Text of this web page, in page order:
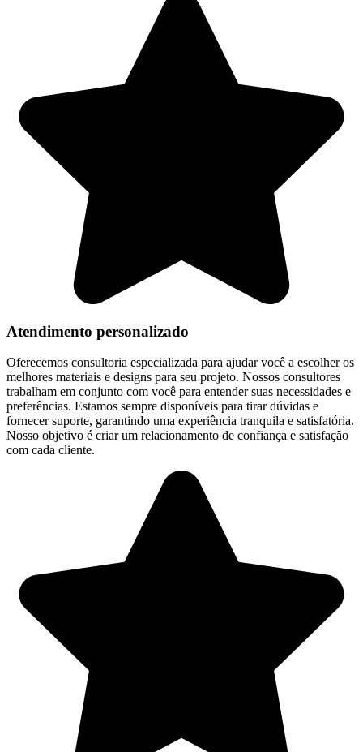
Atendimento personalizado
Oferecemos consultoria especializada para ajudar você a escolher os
melhores materiais e designs para seu projeto. Nossos consultores
trabalham em conjunto com você para entender suas necessidades e
preferências. Estamos sempre disponíveis para tirar dúvidas e
fornecer suporte, garantindo uma experiência tranquila e satisfatória.
Nosso objetivo é criar um relacionamento de confiança e satisfação
com cada cliente.